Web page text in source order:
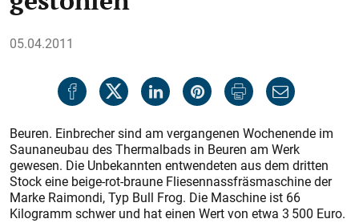
05.04.2011
Beuren. Einbrecher sind am vergangenen Wochenende im
Saunaneubau des Thermalbads in Beuren am Werk
gewesen. Die Unbekannten entwendeten aus dem dritten
Stock eine beige-rot-braune Fliesennassfräsmaschine der
Marke Raimondi, Typ Bull Frog. Die Maschine ist 66
Kilogramm schwer und hat einen Wert von etwa 3 500 Euro.